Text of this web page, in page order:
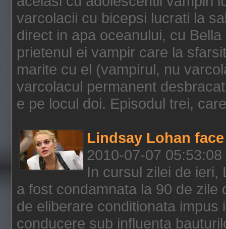
varcolacii cu bicepsi lucrati la
direct in apa oceanului, cu
prietenul ei vampir care la
marite cu el (vampirul, nu
varcolacul permanent
e pe locul doi. Episodul trei,
Lindsay Lohan
2010-07-07 05:53:08
In cursul zilei de ieri,
a fost condamnata la 90 de
de eliberare conditionata
conducere sub influenta